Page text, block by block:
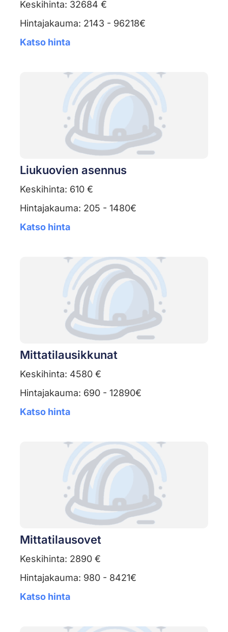
Keskihinta: 32684 €
Hintajakauma: 2143 - 96218€
Katso hinta
Liukuovien asennus
Keskihinta: 610 €
Hintajakauma: 205 - 1480€
Katso hinta
Mittatilausikkunat
Keskihinta: 4580 €
Hintajakauma: 690 - 12890€
Katso hinta
Mittatilausovet
Keskihinta: 2890 €
Hintajakauma: 980 - 8421€
Katso hinta